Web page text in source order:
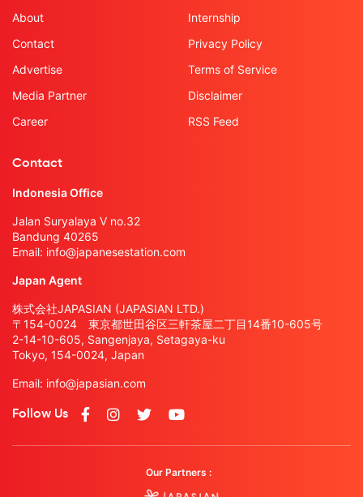
About
Contact
Advertise
Media Partner
Career
Internship
Privacy Policy
Terms of Service
Disclaimer
RSS Feed
Contact
Indonesia Office
Jalan Suryalaya V no.32
Bandung 40265
Email: info@japanesestation.com
Japan Agent
株式会社JAPASIAN (JAPASIAN LTD.)
〒154-0024 東京都世田谷区三軒茶屋二丁目14番10-605号
2-14-10-605, Sangenjaya, Setagaya-ku
Tokyo, 154-0024, Japan
Email: info@japasian.com
Follow Us
Our Partners :